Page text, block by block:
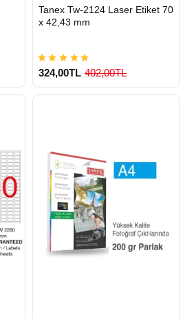
GÖNDERİ
900 TL Üzeri Kargo Ücretsiz
Tanex Tw-2124 Laser Etiket 70
x 42,43 mm
324,00TL 402,00TL